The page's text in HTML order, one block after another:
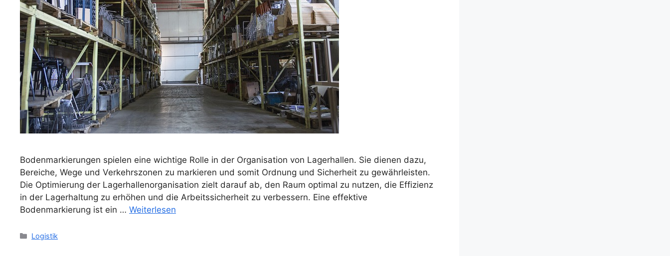
Bodenmarkierungen spielen eine wichtige Rolle in der Organisation von Lagerhallen. Sie dienen dazu,
Bereiche, Wege und Verkehrszonen zu markieren und somit Ordnung und Sicherheit zu gewährleisten.
Die Optimierung der Lagerhallenorganisation zielt darauf ab, den Raum optimal zu nutzen, die Effizienz
in der Lagerhaltung zu erhöhen und die Arbeitssicherheit zu verbessern. Eine effektive
Bodenmarkierung ist ein … Weiterlesen
Kategorien
Logistik